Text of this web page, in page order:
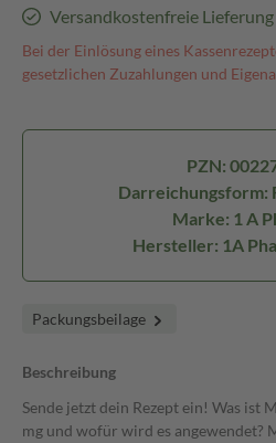
Versandkostenfreie Lieferung
Bei der Einlösung eines
gesetzlichen Zuzahlungen und
PZN:
Darreichungsform:
Marke: 1 A
Hersteller: 1A
Packungsbeilage
Beschreibung
Sende jetzt dein Rezept ein! Was ist
mg und wofür wird es angewendet?